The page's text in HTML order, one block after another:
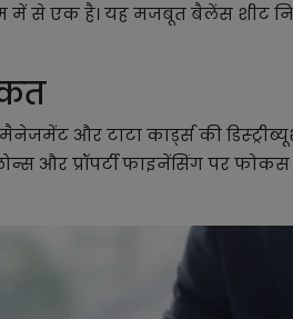
में से एक है। यह मजबूत बैलेंस शीट
और टाटा कार्ड्स की
और प्रॉपर्टी फाइनेंसिंग पर